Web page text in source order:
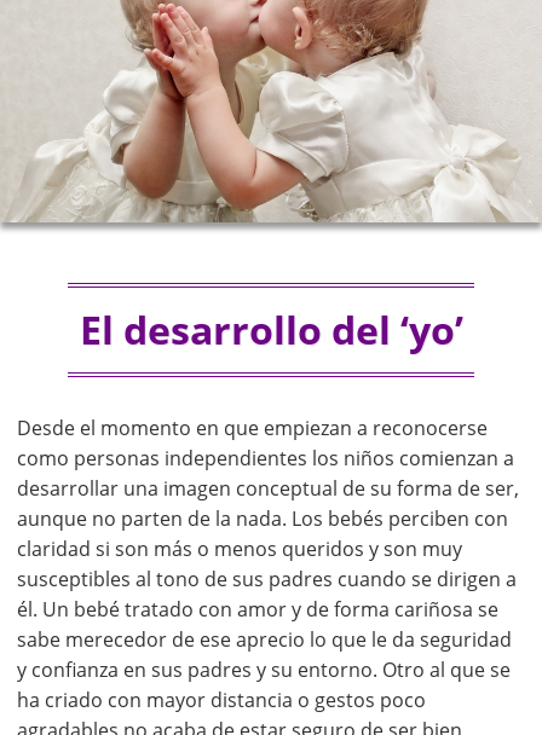
El desarrollo del ‘yo’
Desde el momento en que empiezan a reconocerse
como personas independientes los niños comienzan a
desarrollar una imagen conceptual de su forma de ser,
aunque no parten de la nada. Los bebés perciben con
claridad si son más o menos queridos y son muy
susceptibles al tono de sus padres cuando se dirigen a
él. Un bebé tratado con amor y de forma cariñosa se
sabe merecedor de ese aprecio lo que le da seguridad
y confianza en sus padres y su entorno. Otro al que se
ha criado con mayor distancia o gestos poco